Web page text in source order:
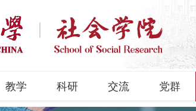
教学 科研 交流 党群